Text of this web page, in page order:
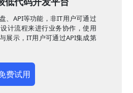
、API等功能，非IT用户可通过
计流程来进行业务协作，使用
展示，IT用户可通过API集成第
费试用